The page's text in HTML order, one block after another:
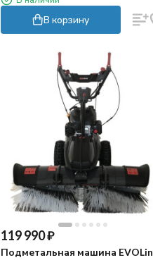
В корзину
119 990₽
Подметальная машина